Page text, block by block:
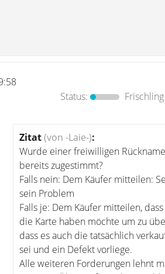
Status:
Frischling
Zitat(von -Laie-):
Wurde einer freiwilligen
bereits zugestimmt?
Falls nein: Dem Käufer mitteilen:
sein Problem
Falls je: Dem Käufer mitteilen,
die Karte haben möchte um zu
dass es auch die tatsächlich
sei und ein Defekt vorliege.
Alle weiteren Forderungen lehnt